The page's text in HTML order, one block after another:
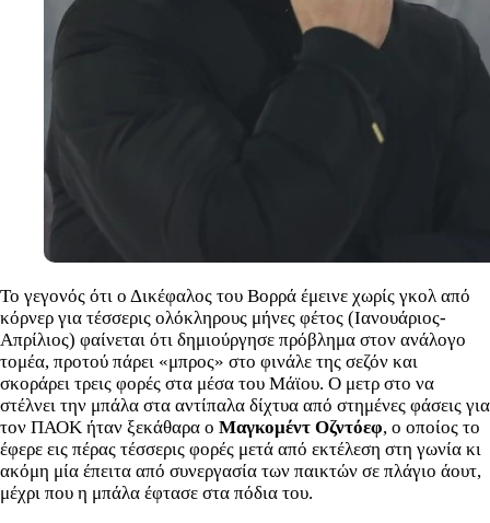
Το γεγονός ότι ο Δικέφαλος του Βορρά έμεινε χωρίς γκολ από
κόρνερ για τέσσερις ολόκληρους μήνες φέτος (Ιανουάριος-
Απρίλιος) φαίνεται ότι δημιούργησε πρόβλημα στον ανάλογο
τομέα, προτού πάρει «μπρος» στο φινάλε της σεζόν και
σκοράρει τρεις φορές στα μέσα του Μάϊου. Ο μετρ στο να
στέλνει την μπάλα στα αντίπαλα δίχτυα από στημένες φάσεις για
τον ΠΑΟΚ ήταν ξεκάθαρα ο Μαγκομέντ Οζντόεφ, ο οποίος το
έφερε εις πέρας τέσσερις φορές μετά από εκτέλεση στη γωνία κι
ακόμη μία έπειτα από συνεργασία των παικτών σε πλάγιο άουτ,
μέχρι που η μπάλα έφτασε στα πόδια του.